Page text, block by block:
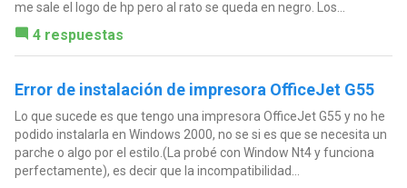
me sale el logo de hp pero al rato se queda en negro. Los...
4 respuestas
Error de instalación de impresora OfficeJet G55
Lo que sucede es que tengo una impresora OfficeJet G55 y no he
podido instalarla en Windows 2000, no se si es que se necesita un
parche o algo por el estilo.(La probé con Window Nt4 y funciona
perfectamente), es decir que la incompatibilidad...